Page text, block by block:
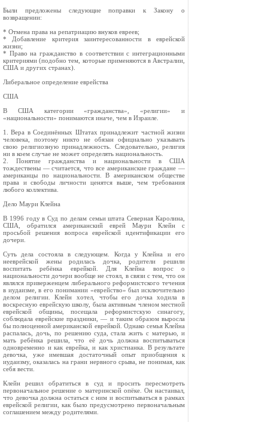
Были предложены следующие поправки к Закону о
возвращении:
* Отмена права на репатриацию внуков евреев;
* Добавление критерия заинтересованности в еврейской
жизни;
* Право на гражданство в соответствии с интеграционными
критериями (подобно тем, которые применяются в Австралии,
США и других странах).
Либеральное определение еврейства
США
В США категории «гражданства», «религии» и
«национальности» понимаются иначе, чем в Израиле.
1. Вера в Соединённых Штатах принадлежит частной жизни
человека, поэтому никто не обязан официально указывать
свою религиозную принадлежность. Следовательно, религия
ни в коем случае не может определять национальность.
2. Понятие гражданства и национальности в США
тождествены — считается, что все американские граждане —
американцы по национальности. В американском обществе
права и свободы личности ценятся выше, чем требования
любого коллектива.
Дело Маури Клейна
В 1996 году в Суд по делам семьи штата Северная Каролина,
США, обратился американский еврей Маури Клейн с
просьбой решения вопроса еврейской идентификации его
дочери.
Суть дела состояла в следующем. Когда у Клейна и его
нееврейской жены родилась дочка, родители решили
воспитать ребёнка еврейкой. Для Клейна вопрос о
национальности дочери вообще не стоял, в связи с тем, что он
являлся приверженцем либерального реформистского течения
в иудаизме, в его понимании «еврейство» был исключительно
делом религии. Клейн хотел, чтобы его дочка ходила в
воскресную еврейскую школу, была активным членом местной
еврейской общины, посещала реформистскую синагогу,
соблюдала еврейские праздники, — и таким образом выросла
бы полноценной американской еврейкой. Однако семья Клейна
распалась, дочь, по решению суда, стала жить с матерью, и
мать ребёнка решила, что её дочь должна воспитываться
одновременно и как еврейка, и как христианка. В результате
девочка, уже имевшая достаточный опыт приобщения к
иудаизму, оказалась на грани нервного срыва, не понимая, как
себя вести.
Клейн решил обратиться в суд и просить пересмотреть
первоначальное решение о материнской опёке. Он настаивал,
что девочка должна остаться с ним и воспитываться в рамках
еврейской религии, как было предусмотрено первоначальным
соглашением между родителями.